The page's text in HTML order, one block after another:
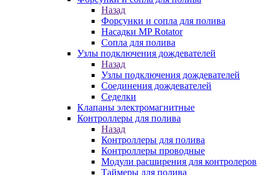
Назад
Форсунки и сопла для полива
Насадки MP Rotator
Сопла для полива
Узлы подключения дождевателей
Назад
Узлы подключения дождевателей
Соединения дождевателей
Седелки
Клапаны электромагнитные
Контроллеры для полива
Назад
Контроллеры для полива
Контроллеры проводные
Модули расширения для контролеров
Таймеры для полива